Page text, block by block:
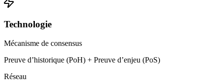
Technologie
Mécanisme de consensus
Preuve d’historique (PoH) + Preuve d’enjeu (PoS)
Réseau